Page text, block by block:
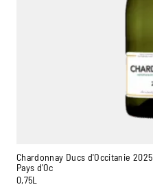
Chardonnay Ducs d'Occitanie 2025
Pays d'Oc
0,75L